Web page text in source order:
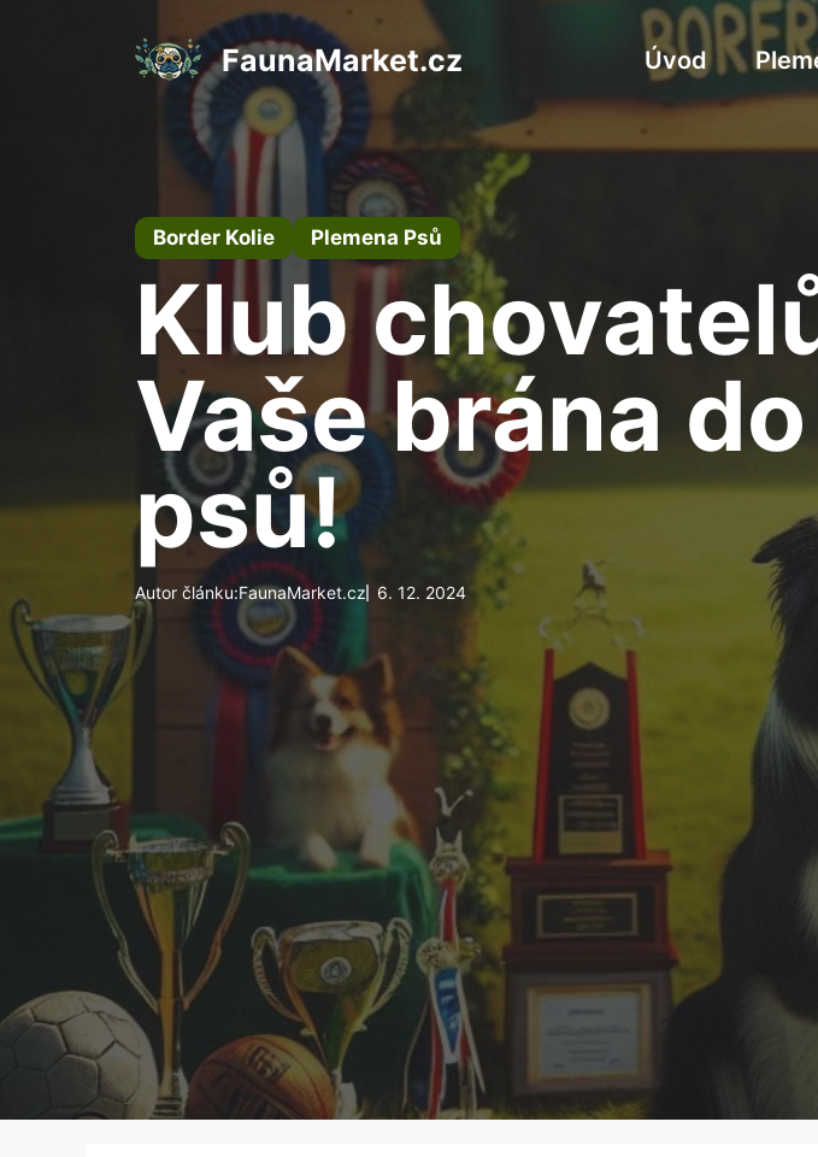
FaunaMarket.cz Úvod
Border Kolie Plemena Psů
Klub
Vaše brána
psů!
Autor článku:FaunaMarket.cz 6. 12. 2024